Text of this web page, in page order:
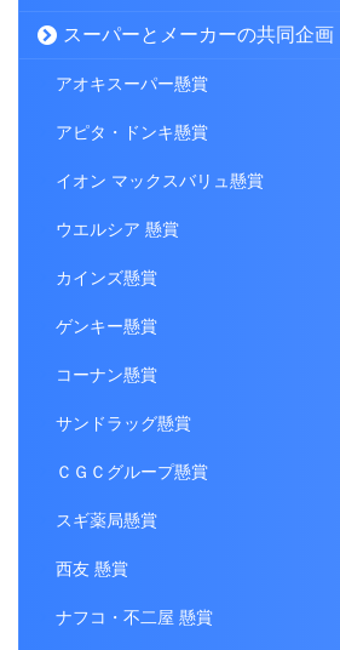
スーパーとメーカーの共同企画
アオキスーパー懸賞
アピタ・ドンキ懸賞
イオン マックスバリュ懸賞
ウエルシア 懸賞
カインズ懸賞
ゲンキー懸賞
コーナン懸賞
サンドラッグ懸賞
ＣＧＣグループ懸賞
スギ薬局懸賞
西友 懸賞
ナフコ・不二屋 懸賞